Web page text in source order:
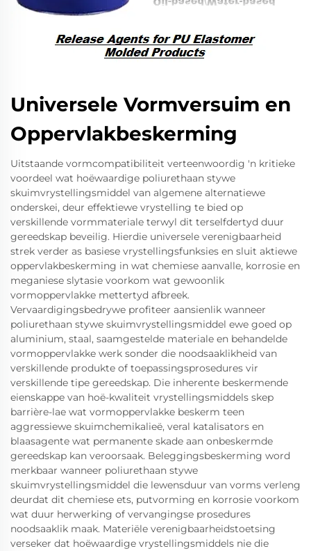
Universele Vormversuim en
Oppervlakbeskerming
Uitstaande vormcompatibiliteit verteenwoordig 'n kritieke
voordeel wat hoëwaardige poliurethaan stywe
skuimvrystellingsmiddel van algemene alternatiewe
onderskei, deur effektiewe vrystelling te bied op
verskillende vormmateriale terwyl dit terselfdertyd duur
gereedskap beveilig. Hierdie universele verenigbaarheid
strek verder as basiese vrystellingsfunksies en sluit aktiewe
oppervlakbeskerming in wat chemiese aanvalle, korrosie en
meganiese slytasie voorkom wat gewoonlik
vormoppervlakke mettertyd afbreek.
Vervaardigingsbedrywe profiteer aansienlik wanneer
poliurethaan stywe skuimvrystellingsmiddel ewe goed op
aluminium, staal, saamgestelde materiale en behandelde
vormoppervlakke werk sonder die noodsaaklikheid van
verskillende produkte of toepassingsprosedures vir
verskillende tipe gereedskap. Die inherente beskermende
eienskappe van hoë-kwaliteit vrystellingsmiddels skep
barrière-lae wat vormoppervlakke beskerm teen
aggressiewe skuimchemikalieë, veral katalisators en
blaasagente wat permanente skade aan onbeskermde
gereedskap kan veroorsaak. Beleggingsbeskerming word
merkbaar wanneer poliurethaan stywe
skuimvrystellingsmiddel die lewensduur van vorms verleng
deurdat dit chemiese ets, putvorming en korrosie voorkom
wat duur herwerking of vervangingse prosedures
noodsaaklik maak. Materiële verenigbaarheidstoetsing
verseker dat hoëwaardige vrystellingsmiddels nie die